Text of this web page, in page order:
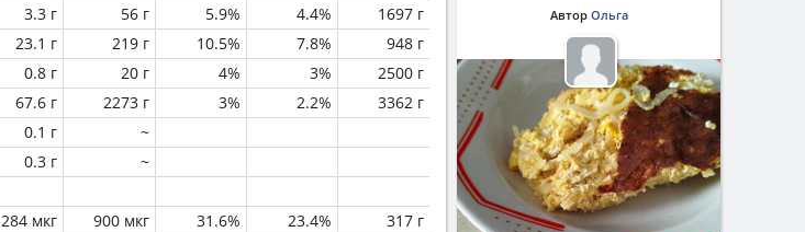
3.3 г 56 г 5.9% 4.4%
1697 г
23.1 г 219 г 10.5% 7.8%
948 г
0.8 г 20 г 4% 3%
2500 г
67.6 г 2273 г 3% 2.2%
3362 г
0.1 г
~
0.3 г ~
284 мкг 900 мкг 31.6% 23.4%
317 г
Автор Ольга